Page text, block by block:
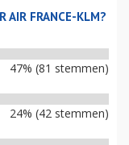
AIR FRANCE-KLM?
47% (81 stemmen)
24% (42 stemmen)